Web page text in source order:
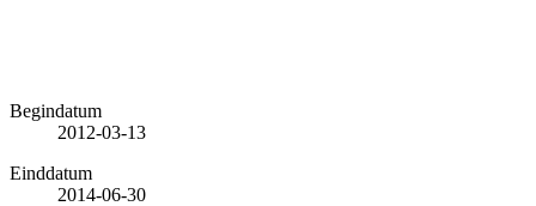
Begindatum
2012-03-13
Einddatum
2014-06-30